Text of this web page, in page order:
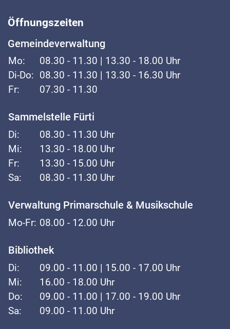
Öffnungszeiten
Gemeindeverwaltung
Mo:
08.30 - 11.30 | 13.30 - 18.00 Uhr
Di-Do: 08.30 - 11.30 | 13.30 - 16.30 Uhr
Fr:
07.30 - 11.30
Sammelstelle Fürti
Di:
08.30 - 11.30 Uhr
Mi:
13.30 - 18.00 Uhr
Fr:
13.30 - 15.00 Uhr
Sa:
08.30 - 11.30 Uhr
Verwaltung Primarschule & Musikschule
Mo-Fr: 08.00 - 12.00 Uhr
Bibliothek
Di:
09.00 - 11.00 | 15.00 - 17.00 Uhr
Mi:
16.00 - 18.00 Uhr
Do:
09.00 - 11.00 | 17.00 - 19.00 Uhr
Sa:
09.00 - 11.00 Uhr